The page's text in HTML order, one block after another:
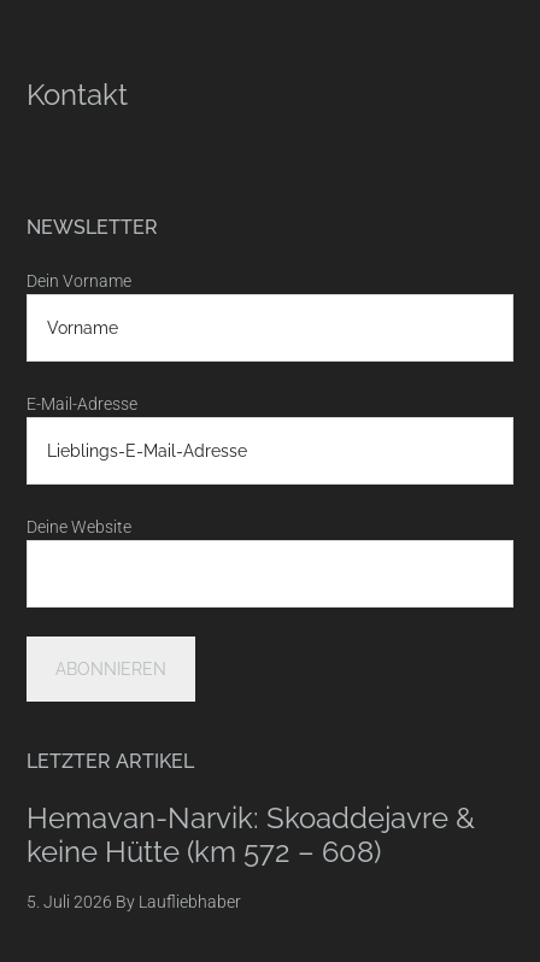
Kontakt
NEWSLETTER
Dein Vorname
E-Mail-Adresse
Deine Website
LETZTER ARTIKEL
Hemavan-Narvik: Skoaddejavre &
keine Hütte (km 572 – 608)
5. Juli 2026 By Laufliebhaber